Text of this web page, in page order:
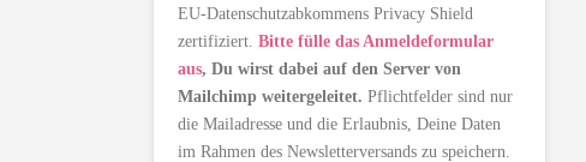
EU-Datenschutzabkommens Privacy Shield
zertifiziert.Bitte fülle das Anmeldeformular
aus, Du wirst dabei auf den Server von
Mailchimp weitergeleitet. Pflichtfelder sind nur
die Mailadresse und die Erlaubnis, Deine Daten
im Rahmen des Newsletterversands zu speichern.